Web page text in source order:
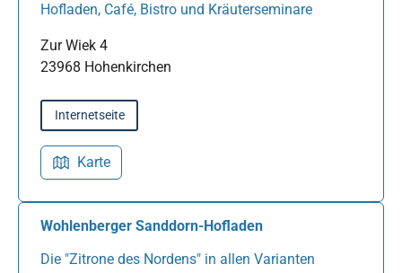
Hofladen, Café, Bistro und Kräuterseminare
Zur Wiek 4
23968 Hohenkirchen
Internetseite
Karte
Wohlenberger Sanddorn-Hofladen
Die "Zitrone des Nordens" in allen Varianten